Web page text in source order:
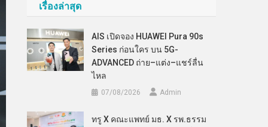
เรื่องล่าสุด
AIS เปิดจอง HUAWEI Pura 90s
Series ก่อนใคร บน 5G-
ADVANCED ถ่าย–แต่ง–แชร์ลื่น
ไหล
07/08/2026 Admin
ทรู X คณะแพทย์ มธ. X รพ.ธรรม